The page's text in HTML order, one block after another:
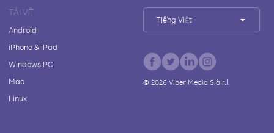
TẢI VỀ
Android
iPhone & iPad
Windows PC
Mac
Linux
Tiếng Việt
© 2026Viber Media S.à r.l.